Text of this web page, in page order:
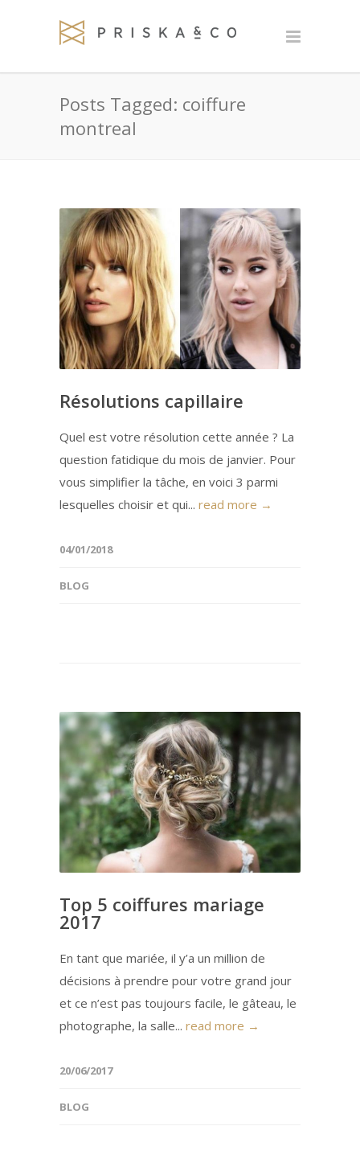
Posts Tagged: coiffure
montreal
Résolutions capillaire
Quel est votre résolution cette année ? La
question fatidique du mois de janvier. Pour
vous simplifier la tâche, en voici 3 parmi
lesquelles choisir et qui... read more →
04/01/2018
BLOG
Top 5 coiffures mariage
2017
En tant que mariée, il y’a un million de
décisions à prendre pour votre grand jour
et ce n’est pas toujours facile, le gâteau, le
photographe, la salle... read more →
20/06/2017
BLOG